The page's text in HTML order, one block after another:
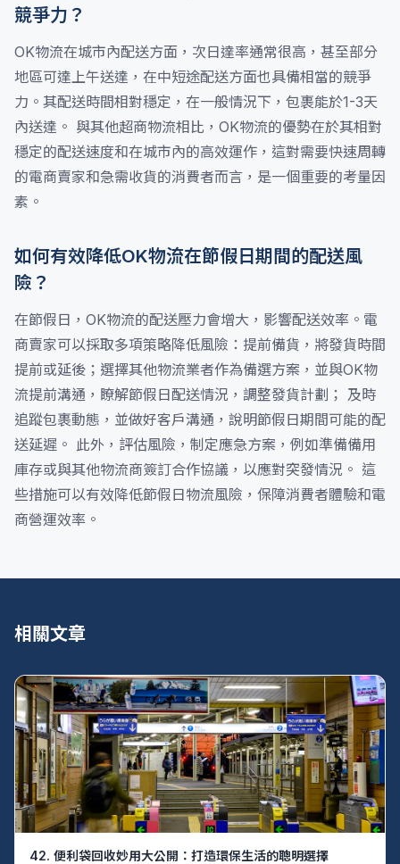
競爭力？
OK物流在城市內配送方面，次日達率通常很高，甚至部分
地區可達上午送達，在中短途配送方面也具備相當的競爭
力。其配送時間相對穩定，在一般情況下，包裹能於1-3天
內送達。 與其他超商物流相比，OK物流的優勢在於其相對
穩定的配送速度和在城市內的高效運作，這對需要快速周轉
的電商賣家和急需收貨的消費者而言，是一個重要的考量因
素。
如何有效降低OK物流在節假日期間的配送風
險？
在節假日，OK物流的配送壓力會增大，影響配送效率。電
商賣家可以採取多項策略降低風險：提前備貨，將發貨時間
提前或延後；選擇其他物流業者作為備選方案，並與OK物
流提前溝通，瞭解節假日配送情況，調整發貨計劃； 及時
追蹤包裹動態，並做好客戶溝通，說明節假日期間可能的配
送延遲。 此外，評估風險，制定應急方案，例如準備備用
庫存或與其他物流商簽訂合作協議，以應對突發情況。 這
些措施可以有效降低節假日物流風險，保障消費者體驗和電
商營運效率。
相關文章
42. 便利袋回收妙用大公開：打造環保生活的聰明選擇